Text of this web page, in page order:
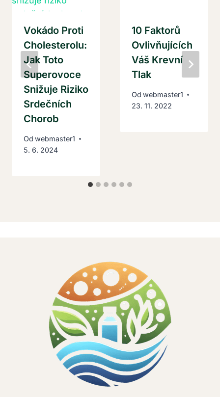
Vokádo Proti
Cholesterolu:
Jak Toto
Superovoce
Snižuje Riziko
Srdečních
Chorob
Od webmaster1
5. 6. 2024
10 Faktorů
Ovlivňujících
Váš Krevní
Tlak
Od webmaster1
23. 11. 2022